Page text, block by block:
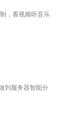
，看视频听音乐
到服务器智能分